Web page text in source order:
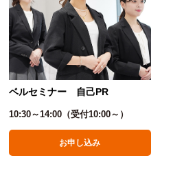
ベルセミナー 自己PR
10:30～14:00（受付10:00～）
お申し込み